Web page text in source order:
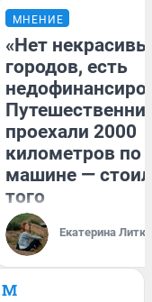
МНЕНИЕ
«Нет
городов, есть
проехали 2000
километров по
машине —
того
Екатерина